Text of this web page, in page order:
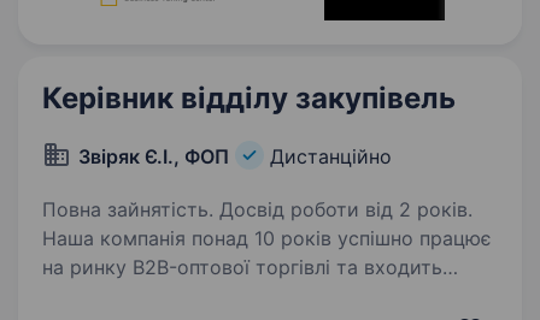
Керівник відділу закупівель
Звіряк Є.І., ФОП Дистанційно
Повна зайнятість. Досвід роботи від 2 років.
Наша компанія понад 10 років успішно працює
на ринку B2B-оптової торгівлі та входить